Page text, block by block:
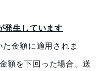
発生しています
金額に適用されま
額を下回った場合、送